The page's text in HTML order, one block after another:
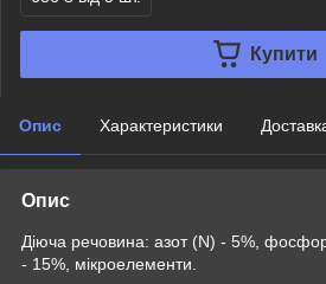
Купити
Опис Характеристики
Опис
Діюча речовина: азот (N) - 5%,
- 15%, мікроелементи.